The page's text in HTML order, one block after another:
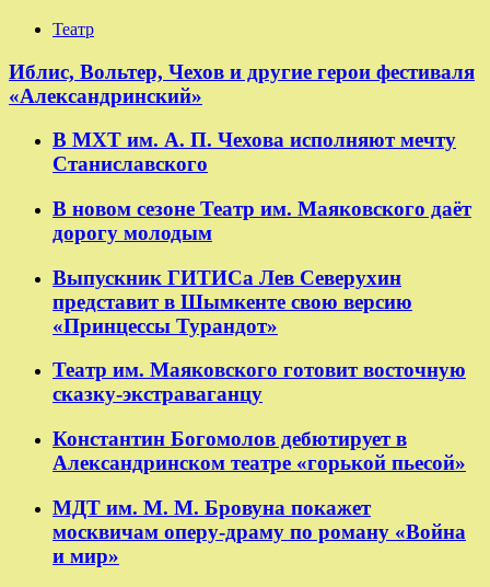
Театр
​​Иблис, Вольтер, Чехов и другие герои фестиваля
«Александринский»
В МХТ им. А. П. Чехова исполняют мечту
Станиславского
В новом сезоне Театр им. Маяковского даёт
дорогу молодым
Выпускник ГИТИСа Лев Северухин
представит в Шымкенте свою версию
«Принцессы Турандот»
Театр им. Маяковского готовит восточную
сказку-экстраваганцу
Константин Богомолов дебютирует в
Александринском театре «горькой пьесой»
МДТ им. М. М. Бровуна покажет
москвичам оперу-драму по роману «Война
и мир»